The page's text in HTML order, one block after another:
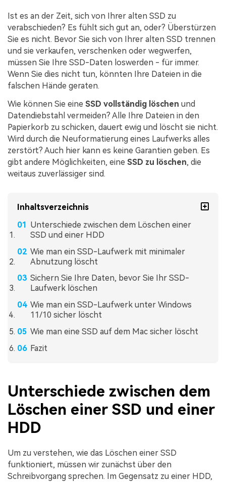
Ist es an der Zeit, sich von Ihrer alten SSD zu
verabschieden? Es fühlt sich gut an, oder? Überstürzen
Sie es nicht. Bevor Sie sich von Ihrer alten SSD trennen
und sie verkaufen, verschenken oder wegwerfen,
müssen Sie Ihre SSD-Daten loswerden - für immer.
Wenn Sie dies nicht tun, könnten Ihre Dateien in die
falschen Hände geraten.
Wie können Sie eine SSD vollständig löschen und
Datendiebstahl vermeiden? Alle Ihre Dateien in den
Papierkorb zu schicken, dauert ewig und löscht sie nicht.
Wird durch die Neuformatierung eines Laufwerks alles
zerstört? Auch hier kann es keine Garantien geben. Es
gibt andere Möglichkeiten, eine SSD zu löschen, die
weitaus zuverlässiger sind.
Inhaltsverzeichnis
Unterschiede zwischen dem Löschen einer
SSD und einer HDD
Wie man ein SSD-Laufwerk mit minimaler
Abnutzung löscht
Sichern Sie Ihre Daten, bevor Sie Ihr SSD-
Laufwerk löschen
Wie man ein SSD-Laufwerk unter Windows
11/10 sicher löscht
Wie man eine SSD auf dem Mac sicher löscht
Fazit
Unterschiede zwischen dem
Löschen einer SSD und einer
HDD
Um zu verstehen, wie das Löschen einer SSD
funktioniert, müssen wir zunächst über den
Schreibvorgang sprechen. Im Gegensatz zu einer HDD,